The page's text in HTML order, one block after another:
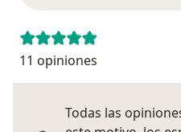
11 opiniones
Todas las